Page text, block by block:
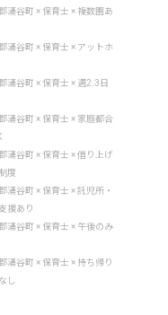
涌谷町 × 保育士 × 複数園あ
涌谷町 × 保育士 × アットホ
涌谷町 × 保育士 × 週2.3日
涌谷町 × 保育士 × 家庭都合
涌谷町 × 保育士 × 借り上げ
度
涌谷町 × 保育士 × 託児所・
援あり
涌谷町 × 保育士 × 午後のみ
涌谷町 × 保育士 × 持ち帰り
し